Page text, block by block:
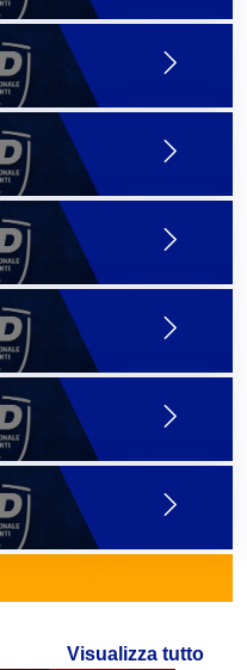
Visualizza tutto